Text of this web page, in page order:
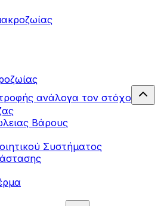
ανάλογα τον στόχο
Βάρους
Συστήματος